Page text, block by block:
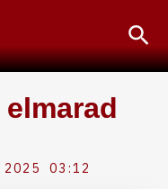
2025 03:12